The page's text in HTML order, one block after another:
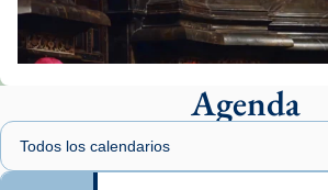
🔗tinyurl.com/cvu5jmbk
📸 J. Merino
Agenda